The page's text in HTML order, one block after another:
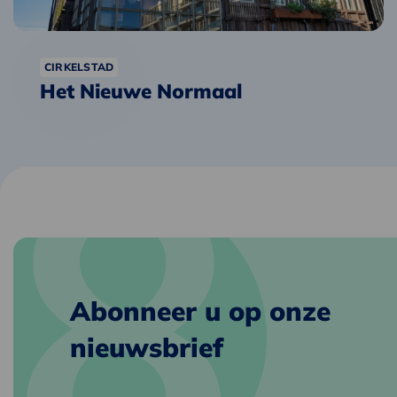
CIRKELSTAD
Het Nieuwe Normaal
Abonneer u op onze
nieuwsbrief